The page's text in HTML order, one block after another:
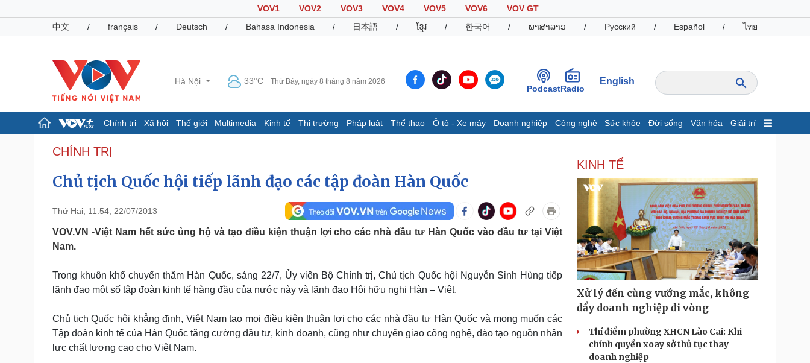
VOV1 VOV2 VOV3 VOV4 VOV5 VOV6
VOV GT
中文
/ français / Deutsch / Bahasa Indonesia / 日本語 / ខ្មែរ / 한국어 / ພາສາລາວ / Русский / Español / ไทย
Hà Nội 33°C Thứ Bảy, ngày 8 tháng 8 năm 2026
PodcastRadio
English
Chính trị Xã hội Thế giới Multimedia Kinh tế Thị trường Pháp luật Thể thao Ô tô - Xe máy Doanh nghiệp Công nghệ Sức khỏe Đời sống Văn hóa Giải trí
Chính trị
Tổ chức nhân sự
Quốc hội
Dự báo thời tiết
Giáo dục
Biển đảo
Cuộc sống đó đây
Hồ sơ
Ảnh
E-Magazine
Infographic
Bất động sản
Khởi nghiệp
Tiêu dùng
Tỷ giá
Chứng khoán
Giá cà phê
Pháp luật
Tin nóng
Tư vấn luật
Việt Nam
Phân tích
Lịch thi đấu bóng đá
Thế giới thể thao
Hậu trường
Xe máy
Tư vấn
Doanh nghiệp
Thông tin doanh nghiệp
Doanh nghiệp 24h
Doanh nhân
Vì cộng đồng
Công nghệ
Sành điệu
Tin Công nghệ
Trải nghiệm
Chuyển đổi số
Sức khỏe
Dinh dưỡng - món ngon
Đời sống
Nhà đẹp
Văn hóa
Giải trí
Du lịch
Podcast
Câu chuyện thời sự
CHÍNH TRỊ
Chủ tịch Quốc hội tiếp lãnh đạo các tập đoàn Hàn Quốc
Thứ Hai, 11:54, 22/07/2013
VOV.VN -Việt Nam hết sức ủng hộ và tạo điều kiện thuận lợi cho các nhà đầu tư Hàn Quốc vào đầu tư tại Việt
Nam.
Trong khuôn khổ chuyến thăm Hàn Quốc, sáng 22/7, Ủy viên Bộ Chính trị, Chủ tịch Quốc hội Nguyễn Sinh Hùng tiếp
lãnh đạo một số tập đoàn kinh tế hàng đầu của nước này và lãnh đạo Hội hữu nghị Hàn – Việt.
Chủ tịch Quốc hội khẳng định, Việt Nam tạo mọi điều kiện thuận lợi cho các nhà đầu tư Hàn Quốc và mong muốn các
Tập đoàn kinh tế của Hàn Quốc tăng cường đầu tư, kinh doanh, cũng như chuyển giao công nghệ, đào tạo nguồn nhân
lực chất lượng cao cho Việt Nam.
KINH TẾ
Xử lý đến cùng vướng mắc, không
đẩy doanh nghiệp đi vòng
Thí điểm phường XHCN Lào Cai: Khi
chính quyền xoay sở thủ tục thay
doanh nghiệp